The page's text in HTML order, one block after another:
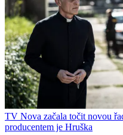
TV Nova začala točit novou
producentem je Hruška